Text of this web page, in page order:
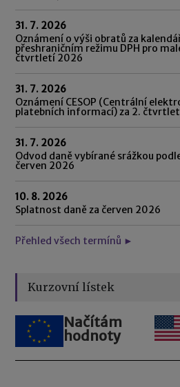
31. 7. 2026
Oznámení o výši obratů za
přeshraničním režimu DPH pro
čtvrtletí 2026
31. 7. 2026
Oznámení CESOP (Centrální
platebních informací) za 2.
31. 7. 2026
Odvod daně vybírané srážkou
červen 2026
10. 8. 2026
Splatnost daně za červen 2026
Přehled všech termínů ►
Kurzovní lístek
Načítám
hodnoty